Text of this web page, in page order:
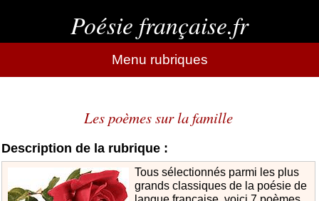
Poésie française.fr
Menu rubriques
Les poèmes sur la famille
Description de la rubrique :
Tous sélectionnés parmi les plus
grands classiques de la poésie de